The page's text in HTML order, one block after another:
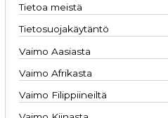
Tietoa meistä
Tietosuojakäytäntö
Vaimo Aasiasta
Vaimo Afrikasta
Vaimo Filippiineiltä